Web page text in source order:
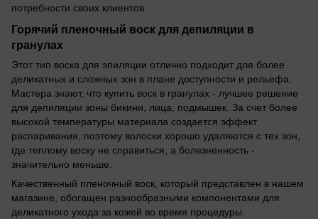
потребности своих клиентов.
Горячий пленочный воск для депиляции в
гранулах
Этот тип воска для эпиляции отлично подходит для более
деликатных и сложных зон в плане доступности и рельефа.
Мастера знают, что купить воск в гранулах - лучшее решение
для депиляции зоны бикини, лица, подмышек. За счет более
высокой температуры материала создается эффект
распаривания, поэтому волоски хорошо удаляются с тех зон,
где теплому воску не справиться, а болезненность -
значительно меньше.
Качественный пленочный воск, который представлен в нашем
магазине, обогащен разнообразными компонентами для
деликатного ухода за кожей во время процедуры.